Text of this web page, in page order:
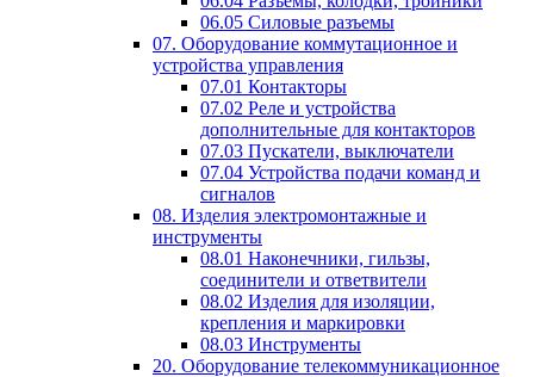
06.05 Силовые разъемы
07. Оборудование коммутационное и
устройства управления
07.01 Контакторы
07.02 Реле и устройства
дополнительные для контакторов
07.03 Пускатели, выключатели
07.04 Устройства подачи команд и
сигналов
08. Изделия электромонтажные и
инструменты
08.01 Наконечники, гильзы,
соединители и ответвители
08.02 Изделия для изоляции,
крепления и маркировки
08.03 Инструменты
20. Оборудование телекоммуникационное